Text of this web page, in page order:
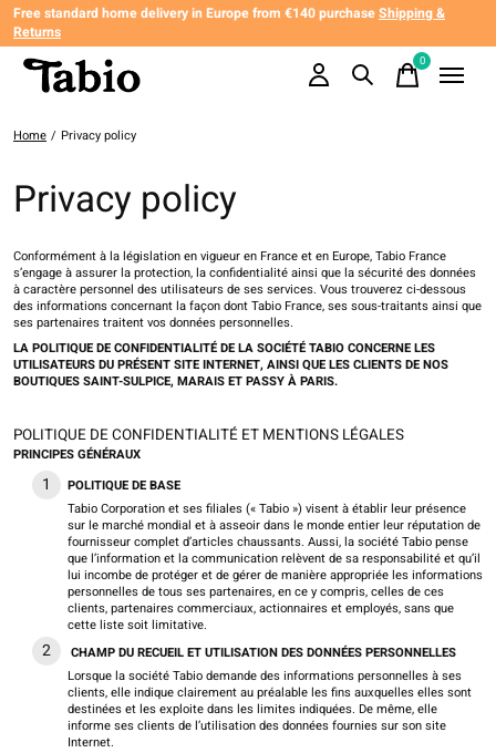
Free standard home delivery in Europe from €140 purchaseShipping &
Returns
0items
Home / Privacy policy
Privacy policy
​​Conformément à la législation en vigueur en France et en Europe, Tabio France
s’engage à assurer la protection, la confidentialité ainsi que la sécurité des données
à caractère personnel des utilisateurs de ses services. Vous trouverez ci-dessous
des informations concernant la façon dont Tabio France, ses sous-traitants ainsi que
ses partenaires traitent vos données personnelles.
LA POLITIQUE DE CONFIDENTIALITÉ DE LA SOCIÉTÉ TABIO CONCERNE LES
UTILISATEURS DU PRÉSENT SITE INTERNET, AINSI QUE LES CLIENTS DE NOS
BOUTIQUES SAINT-SULPICE, MARAIS ET PASSY À PARIS.
POLITIQUE DE CONFIDENTIALITÉ ET MENTIONS LÉGALES
PRINCIPES GÉNÉRAUX
POLITIQUE DE BASE
Tabio Corporation et ses filiales (« Tabio ») visent à établir leur présence
sur le marché mondial et à asseoir dans le monde entier leur réputation de
fournisseur complet d’articles chaussants. Aussi, la société Tabio pense
que l’information et la communication relèvent de sa responsabilité et qu’il
lui incombe de protéger et de gérer de manière appropriée les informations
personnelles de tous ses partenaires, en ce y compris, celles de ces
clients, partenaires commerciaux, actionnaires et employés, sans que
cette liste soit limitative.
CHAMP DU RECUEIL ET UTILISATION DES DONNÉES PERSONNELLES
Lorsque la société Tabio demande des informations personnelles à ses
clients, elle indique clairement au préalable les fins auxquelles elles sont
destinées et les exploite dans les limites indiquées. De même, elle
informe ses clients de l’utilisation des données fournies sur son site
Internet.